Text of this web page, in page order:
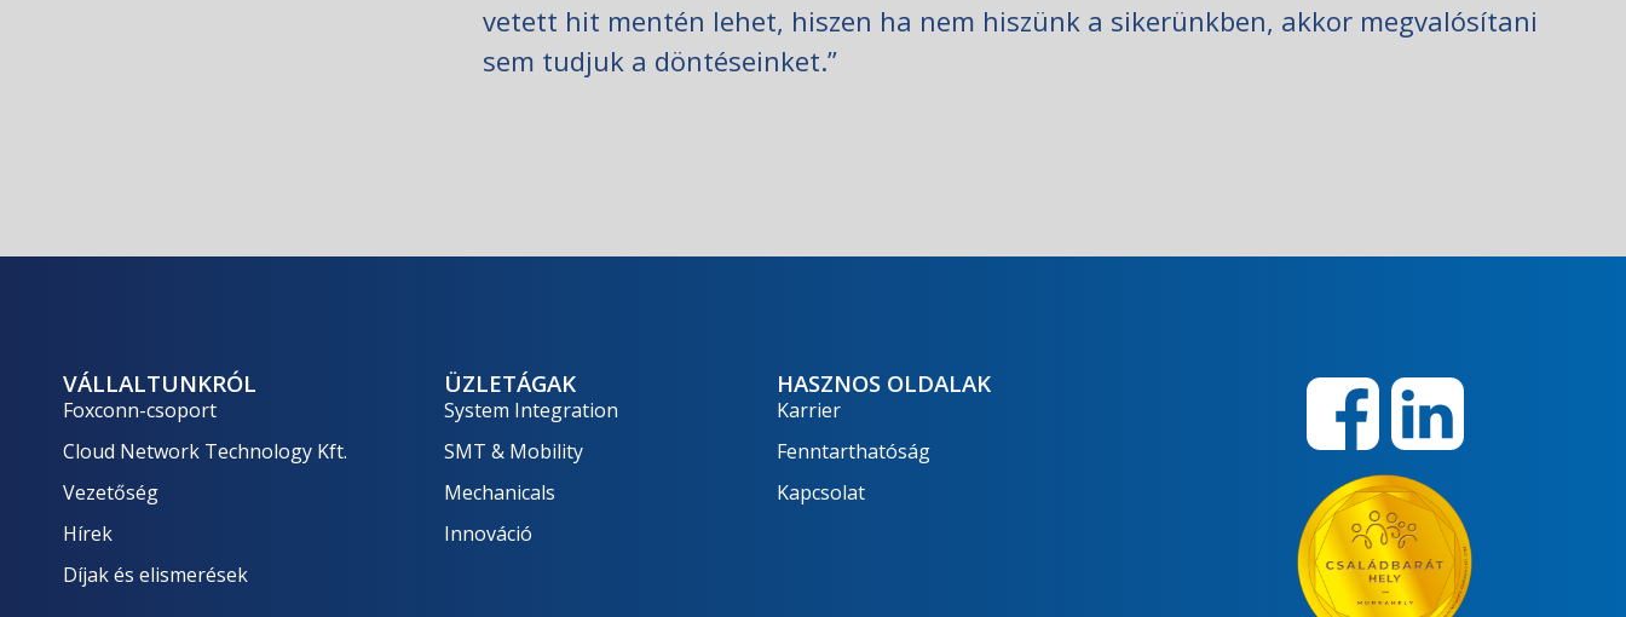
vetett hit mentén lehet, hiszen ha nem hiszünk a sikerünkben, akkor megvalósítani
sem tudjuk a döntéseinket.”
VÁLLALTUNKRÓL
Foxconn-csoport
Cloud Network Technology Kft.
Vezetőség
Hírek
Díjak és elismerések
ÜZLETÁGAK
System Integration
SMT & Mobility
Mechanicals
Innováció
HASZNOS OLDALAK
Karrier
Fenntarthatóság
Kapcsolat